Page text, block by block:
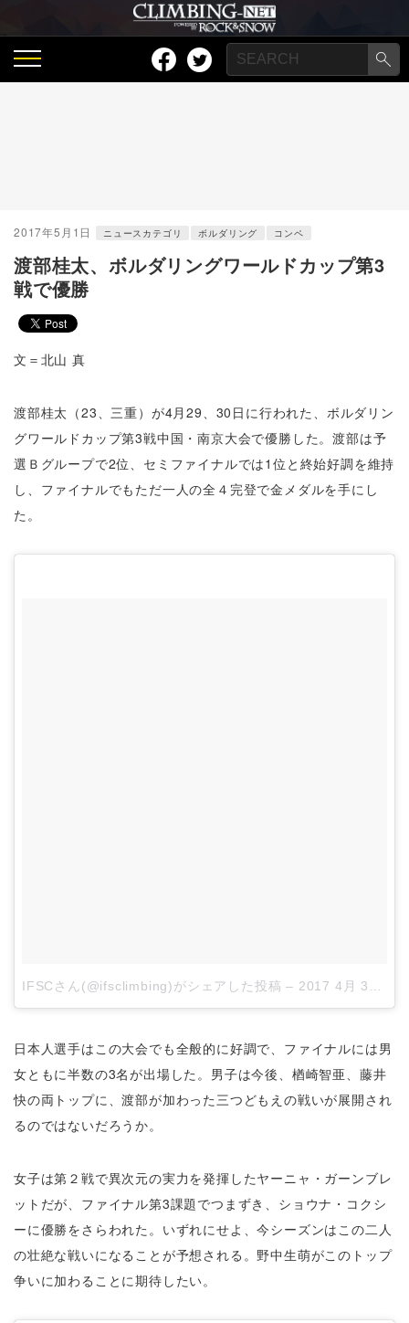
2017年5月1日 ニュースカテゴリ ボルダリング コンペ
渡部桂太、ボルダリングワールドカップ第3
戦で優勝
文＝北山 真
渡部桂太（23、三重）が4月29、30日に行われた、ボルダリン
グワールドカップ第3戦中国・南京大会で優勝した。渡部は予
選Ｂグループで2位、セミファイナルでは1位と終始好調を維持
し、ファイナルでもただ一人の全４完登で金メダルを手にし
た。
IFSCさん(@ifsclimbing)がシェアした投稿 – 2017 4月 30 5:24午前 PDT
日本人選手はこの大会でも全般的に好調で、ファイナルには男
女ともに半数の3名が出場した。男子は今後、楢崎智亜、藤井
快の両トップに、渡部が加わった三つどもえの戦いが展開され
るのではないだろうか。
女子は第２戦で異次元の実力を発揮したヤーニャ・ガーンブレ
ットだが、ファイナル第3課題でつまずき、ショウナ・コクシ
ーに優勝をさらわれた。いずれにせよ、今シーズンはこの二人
の壮絶な戦いになることが予想される。野中生萌がこのトップ
争いに加わることに期待したい。